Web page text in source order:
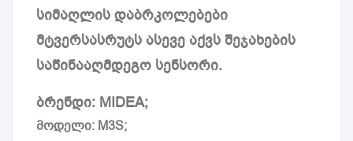
სიმაღლის დაბრკოლებები
მტვერსასრუტს ასევე აქვს შეჯახების
საწინააღმდეგო სენსორი.
ბრენდი: MIDEA;
მოდელი: M3S;